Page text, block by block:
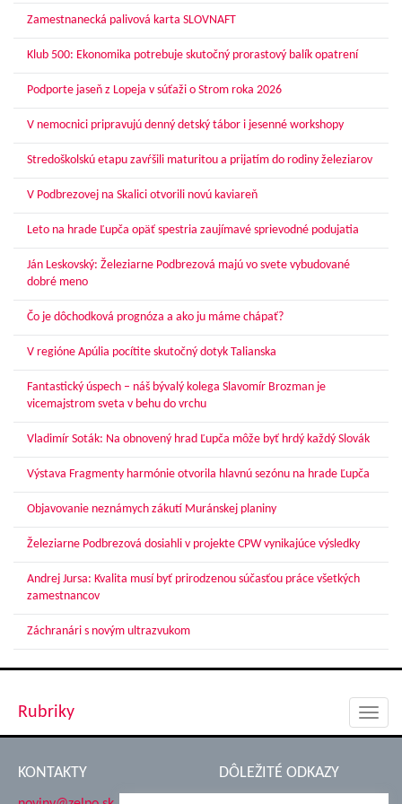
Zamestnanecká palivová karta SLOVNAFT
Klub 500: Ekonomika potrebuje skutočný prorastový balík opatrení
Podporte jaseň z Lopeja v súťaži o Strom roka 2026
V nemocnici pripravujú denný detský tábor i jesenné workshopy
Stredoškolskú etapu zavŕšili maturitou a prijatím do rodiny železiarov
V Podbrezovej na Skalici otvorili novú kaviareň
Leto na hrade Ľupča opäť spestria zaujímavé sprievodné podujatia
Ján Leskovský: Železiarne Podbrezová majú vo svete vybudované
dobré meno
Čo je dôchodková prognóza a ako ju máme chápať?
V regióne Apúlia pocítite skutočný dotyk Talianska
Fantastický úspech – náš bývalý kolega Slavomír Brozman je
vicemajstrom sveta v behu do vrchu
Vladimír Soták: Na obnovený hrad Ľupča môže byť hrdý každý Slovák
Výstava Fragmenty harmónie otvorila hlavnú sezónu na hrade Ľupča
Objavovanie neznámych zákutí Muránskej planiny
Železiarne Podbrezová dosiahli v projekte CPW vynikajúce výsledky
Andrej Jursa: Kvalita musí byť prirodzenou súčasťou práce všetkých
zamestnancov
Záchranári s novým ultrazvukom
Rubriky
KONTAKTY DÔLEŽITÉ ODKAZY